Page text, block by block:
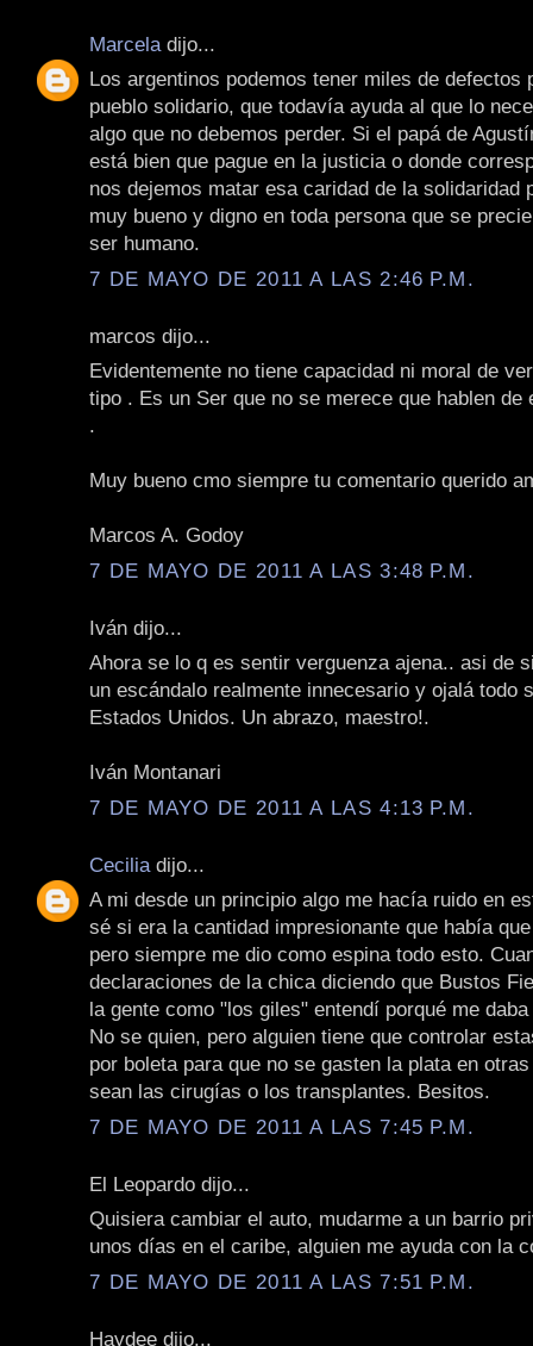
Marcela dijo...
Los argentinos podemos tener miles de defectos
pueblo solidario, que todavía ayuda al que lo
algo que no debemos perder. Si el papá de
está bien que pague en la justicia o donde
nos dejemos matar esa caridad de la solidaridad
muy bueno y digno en toda persona que se
ser humano.
7 DE MAYO DE 2011 A LAS 2:46 P.M.
marcos dijo...
Evidentemente no tiene capacidad ni moral de
tipo . Es un Ser que no se merece que hablen de
.
Muy bueno cmo siempre tu comentario querido
Marcos A. Godoy
7 DE MAYO DE 2011 A LAS 3:48 P.M.
Iván dijo...
Ahora se lo q es sentir verguenza ajena.. asi de
un escándalo realmente innecesario y ojalá todo
Estados Unidos. Un abrazo, maestro!.
Iván Montanari
7 DE MAYO DE 2011 A LAS 4:13 P.M.
Cecilia dijo...
A mi desde un principio algo me hacía ruido en
sé si era la cantidad impresionante que había
pero siempre me dio como espina todo esto.
declaraciones de la chica diciendo que Bustos
la gente como "los giles" entendí porqué me
No se quien, pero alguien tiene que controlar
por boleta para que no se gasten la plata en
sean las cirugías o los transplantes. Besitos.
7 DE MAYO DE 2011 A LAS 7:45 P.M.
El Leopardo dijo...
Quisiera cambiar el auto, mudarme a un barrio
unos días en el caribe, alguien me ayuda con la
7 DE MAYO DE 2011 A LAS 7:51 P.M.
Haydee dijo...